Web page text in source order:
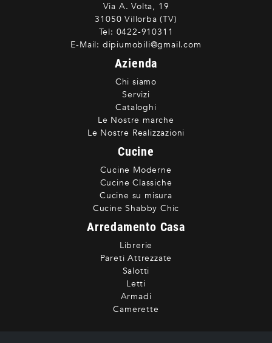
Via A. Volta, 19
31050 Villorba (TV)
Tel: 0422-910311
E-Mail: dipiumobili@gmail.com
Azienda
Chi siamo
Servizi
Cataloghi
Le Nostre marche
Le Nostre Realizzazioni
Cucine
Cucine Moderne
Cucine Classiche
Cucine su misura
Cucine Shabby Chic
Arredamento Casa
Librerie
Pareti Attrezzate
Salotti
Letti
Armadi
Camerette